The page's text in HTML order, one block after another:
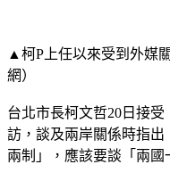
▲柯P上任以來受到外媒
網）
台北市長柯文哲20日接受
訪，談及兩岸關係時指出
兩制」，應該要談「兩國